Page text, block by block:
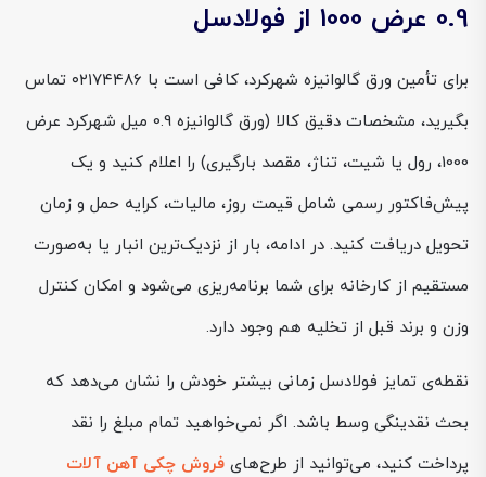
0.9 عرض 1000 از فولادسل
برای تأمین ورق گالوانیزه شهرکرد، کافی است با ۰۲۱۷۴۴۸۶ تماس
بگیرید، مشخصات دقیق کالا (ورق گالوانیزه 0.9 میل شهرکرد عرض
1000، رول یا شیت، تناژ، مقصد بارگیری) را اعلام کنید و یک
پیش‌فاکتور رسمی شامل قیمت روز، مالیات، کرایه حمل و زمان
تحویل دریافت کنید. در ادامه، بار از نزدیک‌ترین انبار یا به‌صورت
مستقیم از کارخانه برای شما برنامه‌ریزی می‌شود و امکان کنترل
وزن و برند قبل از تخلیه هم وجود دارد.
نقطه‌ی تمایز فولادسل زمانی بیشتر خودش را نشان می‌دهد که
بحث نقدینگی وسط باشد. اگر نمی‌خواهید تمام مبلغ را نقد
پرداخت کنید، می‌توانید از طرح‌های فروش چکی آهن آلات